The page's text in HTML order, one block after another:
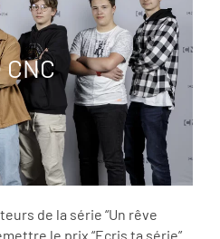
de la série “Un rêve
le prix “Ecris ta série”